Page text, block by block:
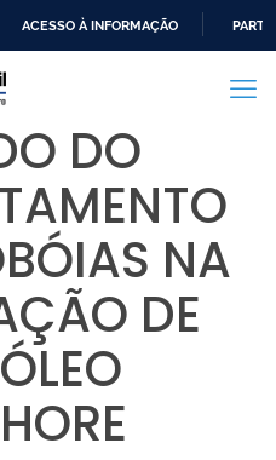
PARA
CONTEÚDO
ACESSO À INFORMAÇÃO
DO
NA
DE